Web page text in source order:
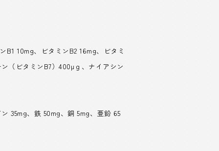
B1 10mg、ビタミンB2 16mg、ビタミ
（ビタミンB7）400μｇ、ナイアシン
35mg、鉄 50mg、銅 5mg、亜鉛 65